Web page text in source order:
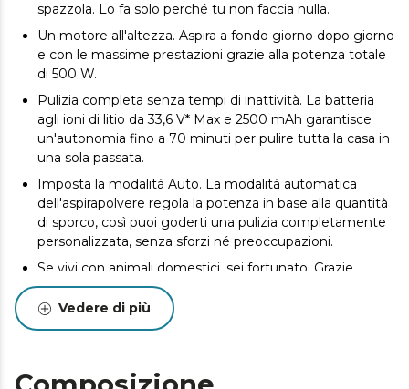
spazzola. Lo fa solo perché tu non faccia nulla.
Un motore all'altezza. Aspira a fondo giorno dopo giorno
e con le massime prestazioni grazie alla potenza totale
di 500 W.
Pulizia completa senza tempi di inattività. La batteria
agli ioni di litio da 33,6 V* Max e 2500 mAh garantisce
un'autonomia fino a 70 minuti per pulire tutta la casa in
una sola passata.
Imposta la modalità Auto. La modalità automatica
dell'aspirapolvere regola la potenza in base alla quantità
di sporco, così puoi goderti una pulizia completamente
personalizzata, senza sforzi né preoccupazioni.
Se vivi con animali domestici, sei fortunato. Grazie
all'accessorio Pet Style potrai spazzolare il tuo animale
domestico, catturare i peli morti e aspirarli senza alcuna
complicazione. Inoltre, ottimizza le pulizie domestiche
Vedere di più